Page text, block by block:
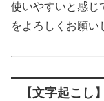
使いやすいと感じ
をよろしくお願い
【文字起こし】